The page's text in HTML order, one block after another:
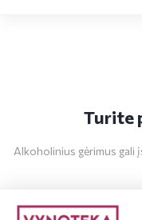
Turite
Alkoholinius gėrimus gali